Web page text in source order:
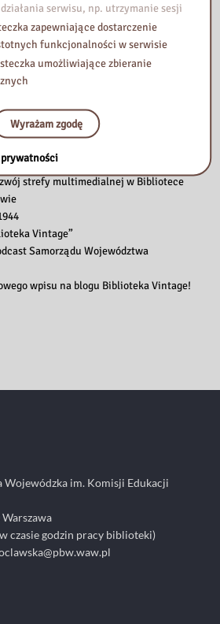
strefy multimedialnej w Bibliotece
Vintage”
Samorządu Województwa
wpisu na blogu Biblioteka Vintage!
Wojewódzka im. Komisji Edukacji
czasie godzin pracy biblioteki)
serwisu, np. utrzymanie sesji
zapewniające dostarczenie
funkcjonalności w serwisie
umożliwiające zbieranie
Wyrażam zgodę